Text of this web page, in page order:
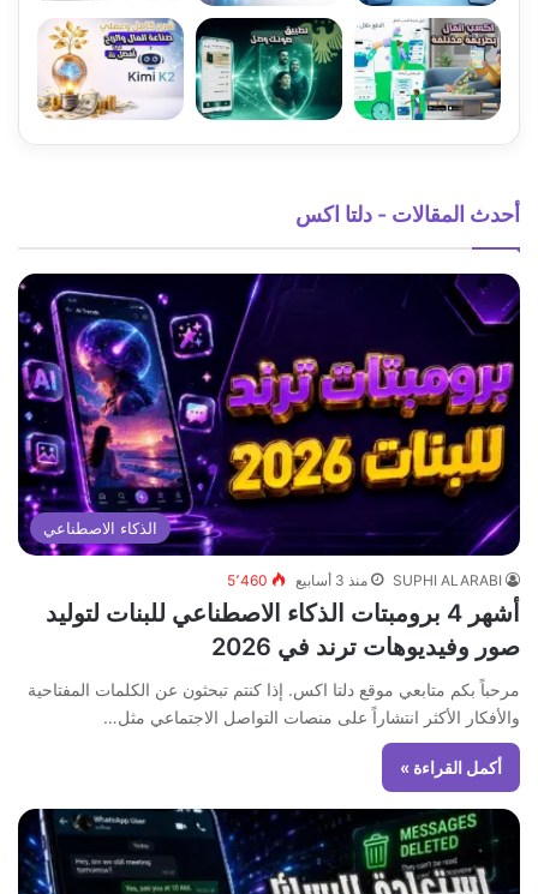
أحدث المقالات - دلتا اكس
الذكاء الاصطناعي
SUPHI ALARABI منذ 3 أسابيع 5٬460
أشهر 4 برومبتات الذكاء الاصطناعي للبنات لتوليد
صور وفيديوهات ترند في 2026
مرحباً بكم متابعي موقع دلتا اكس. إذا كنتم تبحثون عن الكلمات المفتاحية
والأفكار الأكثر انتشاراً على منصات التواصل الاجتماعي مثل…
أكمل القراءة »